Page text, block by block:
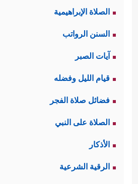
الصلاة الإبراهيمية
السنن الرواتب
آيات الصبر
قيام الليل وفضله
فضائل صلاة الفجر
الصلاة على النبي
الأذكار
الرقية الشرعية